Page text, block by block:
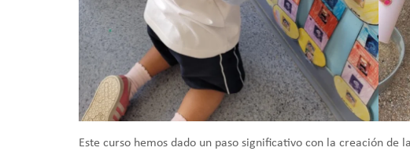
Este curso hemos dado un paso significativo con la creación de la